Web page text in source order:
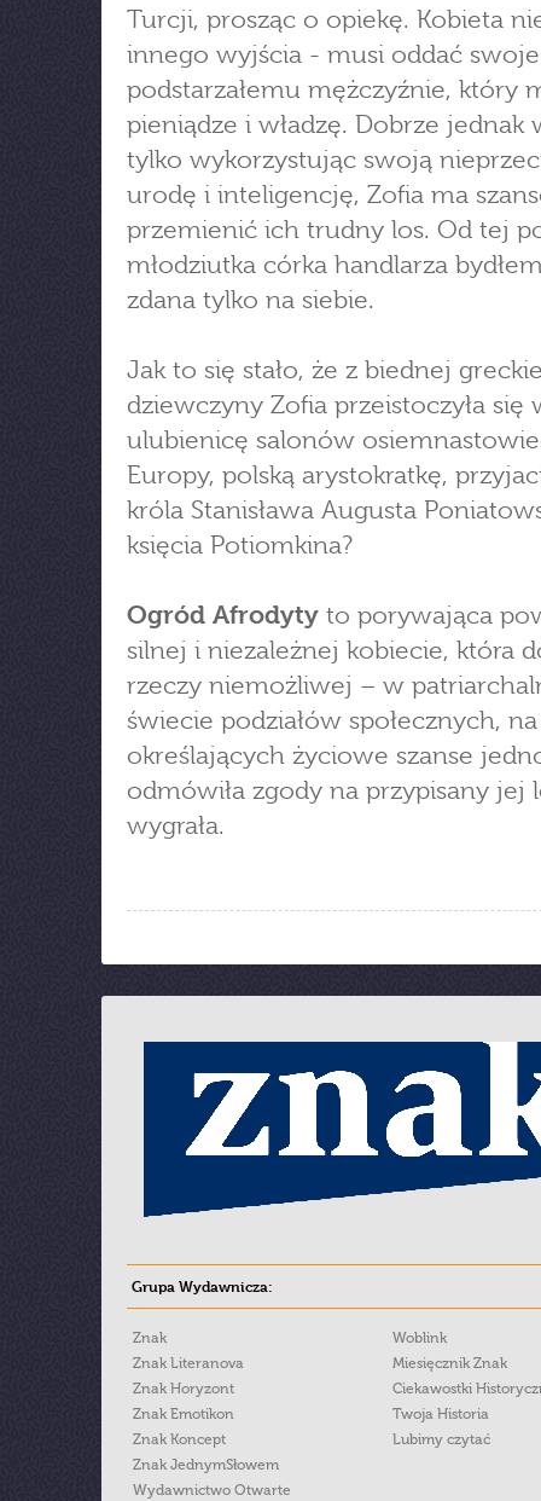
Turcji, prosząc o opiekę. Kobieta
innego wyjścia - musi oddać
podstarzałemu mężczyźnie, który
pieniądze i władzę. Dobrze jednak
tylko wykorzystując swoją
urodę i inteligencję, Zofia ma
przemienić ich trudny los. Od tej
młodziutka córka handlarza
zdana tylko na siebie.
Jak to się stało, że z biednej
dziewczyny Zofia przeistoczyła się
ulubienicę salonów
Europy, polską arystokratkę,
króla Stanisława Augusta
księcia Potiomkina?
Ogród Afrodyty to porywająca
silnej i niezależnej kobiecie, która
rzeczy niemożliwej – w
świecie podziałów społecznych,
określających życiowe szanse
odmówiła zgody na przypisany jej
wygrała.
Grupa Wydawnicza:
Znak
Znak Literanova
Znak Horyzont
Znak Emotikon
Znak Koncept
Znak JednymSłowem
Wydawnictwo Otwarte
Woblink
Miesięcznik Znak
Ciekawostki
Twoja Historia
Lubimy czytać